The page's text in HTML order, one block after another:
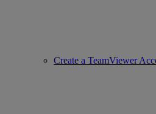
Create a TeamViewer